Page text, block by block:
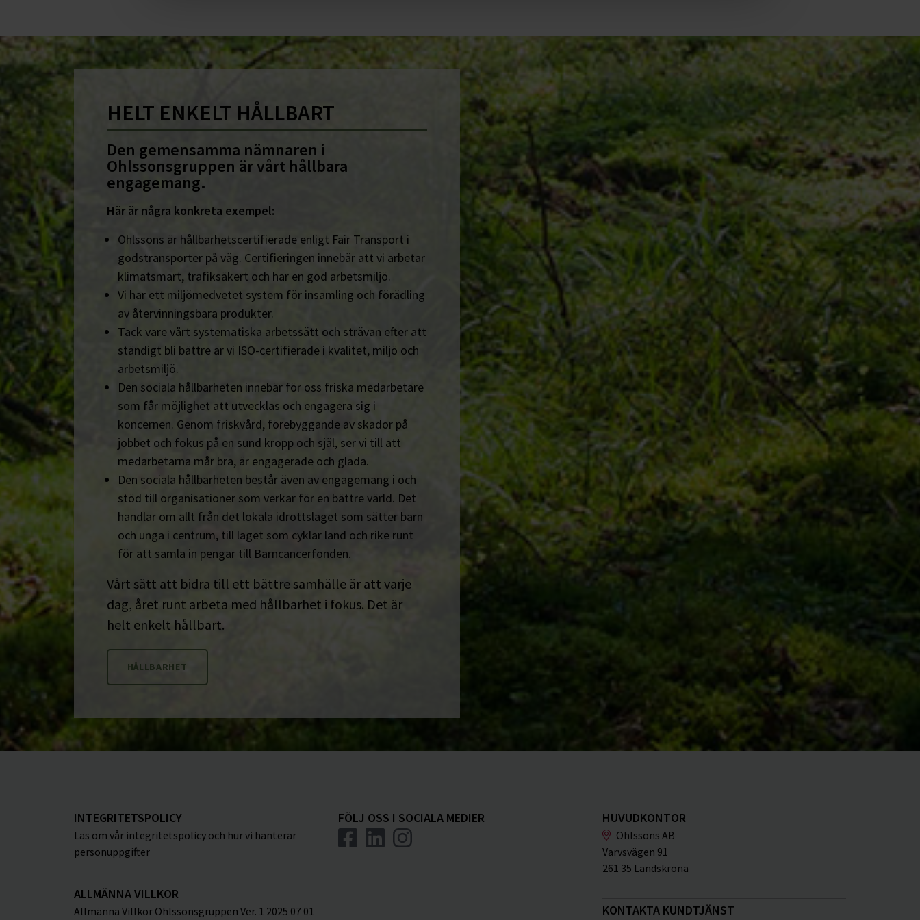
HELT ENKELT HÅLLBART
Den gemensamma nämnaren i
Ohlssonsgruppen är vårt hållbara
engagemang.
Här är några konkreta exempel:
Ohlssons är hållbarhetscertifierade enligt Fair Transport i
godstransporter på väg. Certifieringen innebär att vi arbetar
klimatsmart, trafiksäkert och har en god arbetsmiljö.
Vi har ett miljömedvetet system för insamling och förädling
av återvinningsbara produkter.
Tack vare vårt systematiska arbetssätt och strävan efter att
ständigt bli bättre är vi ISO-certifierade i kvalitet, miljö och
arbetsmiljö.
Den sociala hållbarheten innebär för oss friska medarbetare
som får möjlighet att utvecklas och engagera sig i
koncernen. Genom friskvård, förebyggande av skador på
jobbet och fokus på en sund kropp och själ, ser vi till att
medarbetarna mår bra, är engagerade och glada.
Den sociala hållbarheten består även av engagemang i och
stöd till organisationer som verkar för en bättre värld. Det
handlar om allt från det lokala idrottslaget som sätter barn
och unga i centrum, till laget som cyklar land och rike runt
för att samla in pengar till Barncancerfonden.
Vårt sätt att bidra till ett bättre samhälle är att varje
dag, året runt arbeta med hållbarhet i fokus. Det är
helt enkelt hållbart.
HÅLLBARHET
INTEGRITETSPOLICY
Läs om vår integritetspolicy och hur vi hanterar
personuppgifter
ALLMÄNNA VILLKOR
Allmänna Villkor Ohlssonsgruppen Ver. 1 2025 07 01
FÖLJ OSS I SOCIALA MEDIER HUVUDKONTOR
Ohlssons AB
Varvsvägen 91
261 35 Landskrona
KONTAKTA KUNDTJÄNST